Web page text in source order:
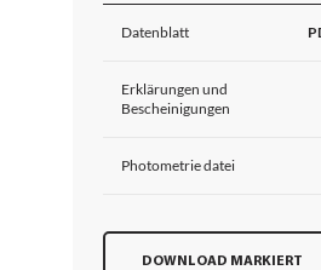
Datenblatt
Erklärungen und
Bescheinigungen
Photometrie datei
DOWNLOAD MARKIERT